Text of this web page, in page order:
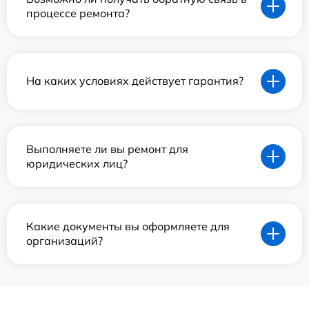
процессе ремонта?
На каких условиях действует гарантия?
Выполняете ли вы ремонт для
юридических лиц?
Какие документы вы оформляете для
организаций?